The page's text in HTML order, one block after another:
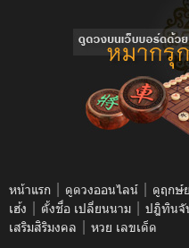
หน้าแรก | ดูดวงออนไลน์ | ดูฤกษ์
เฮ้ง | ตั้งชื่อ เปลี่ยนนาม | ปฎิทินจั
เสริมสิริมงคล | หวย เลขเด็ด